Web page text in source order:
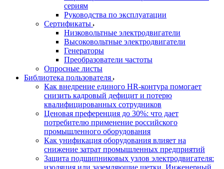
сериям
Руководства по эксплуатации
Сертификаты
Низковольтные электродвигатели
Высоковольтные электродвигатели
Генераторы
Преобразователи частоты
Опросные листы
Библиотека пользователя
Как внедрение единого HR-контура помогает
снизить кадровый дефицит и потерю
квалифицированных сотрудников
Ценовая преференция до 30%: что дает
потребителю применение российского
промышленного оборудования
Как унификация оборудования влияет на
снижение затрат промышленных предприятий
Защита подшипниковых узлов электродвигателя:
изоляция или заземляющие щетки. Инженерный